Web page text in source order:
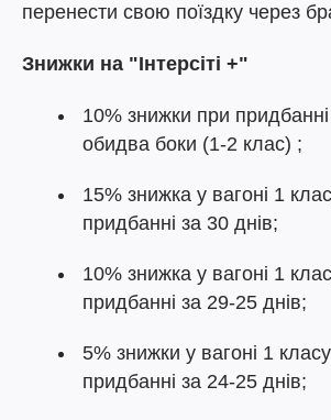
перенести свою поїздку через
Знижки на "Інтерсіті +"
10% знижки при придбанні
обидва боки (1-2 клас) ;
15% знижка у вагоні 1
придбанні за 30 днів;
10% знижка у вагоні 1
придбанні за 29-25 днів;
5% знижки у вагоні 1
придбанні за 24-25 днів;